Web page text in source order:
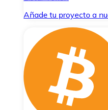
Añade tu proyecto a